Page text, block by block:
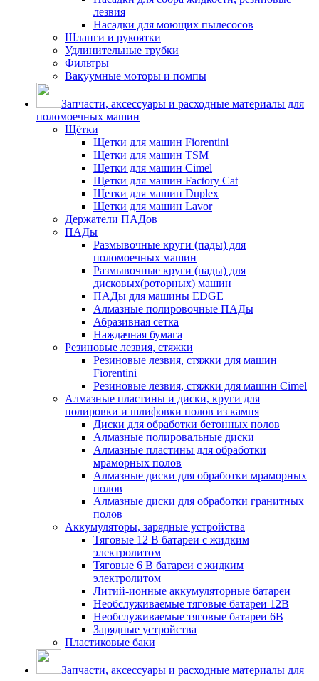
лезвия
Насадки для моющих пылесосов
Шланги и рукоятки
Удлинительные трубки
Фильтры
Вакуумные моторы и помпы
Запчасти, аксессуары и расходные материалы для
поломоечных машин
Щётки
Щетки для машин Fiorentini
Щетки для машин TSM
Щетки для машин Cimel
Щетки для машин Factory Cat
Щетки для машин Duplex
Щетки для машин Lavor
Держатели ПАДов
ПАДы
Размывочные круги (пады) для
поломоечных машин
Размывочные круги (пады) для
дисковых(роторных) машин
ПАДы для машины EDGE
Алмазные полировочные ПАДы
Абразивная сетка
Наждачная бумага
Резиновые лезвия, стяжки
Резиновые лезвия, стяжки для машин
Fiorentini
Резиновые лезвия, стяжки для машин Cimel
Алмазные пластины и диски, круги для
полировки и шлифовки полов из камня
Диски для обработки бетонных полов
Алмазные полировальные диски
Алмазные пластины для обработки
мраморных полов
Алмазные диски для обработки мраморных
полов
Алмазные диски для обработки гранитных
полов
Аккумуляторы, зарядные устройства
Тяговые 12 В батареи с жидким
электролитом
Тяговые 6 В батареи с жидким
электролитом
Литий-ионные аккумуляторные батареи
Необслуживаемые тяговые батареи 12В
Необслуживаемые тяговые батареи 6В
Зарядные устройства
Пластиковые баки
Запчасти, аксессуары и расходные материалы для